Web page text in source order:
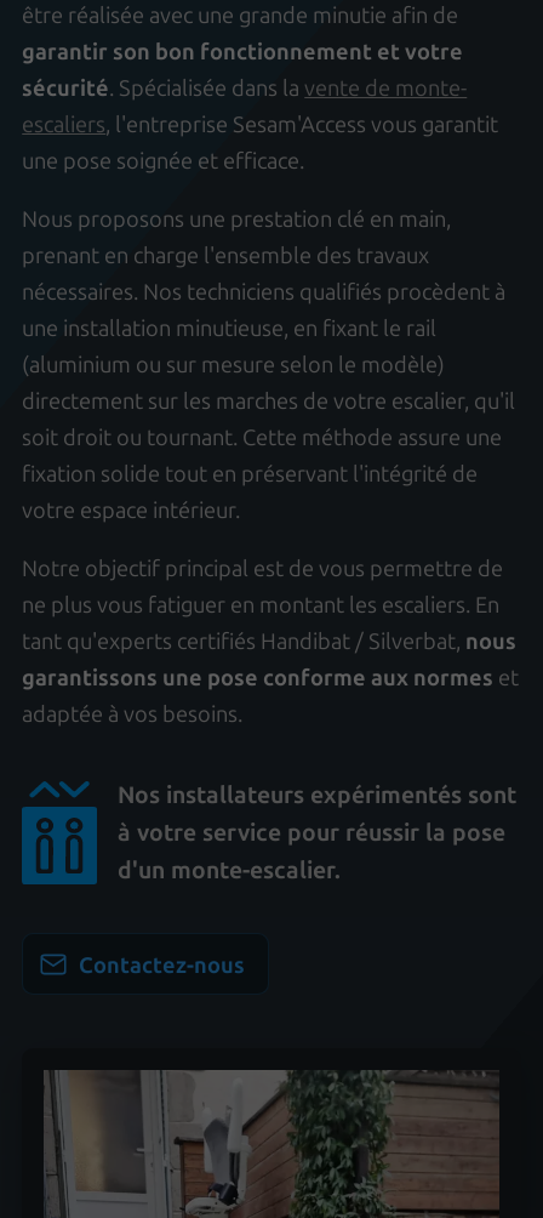
être réalisée avec une grande minutie afin de
garantir son bon fonctionnement et votre
sécurité . Spécialisée dans la vente de monte-
escaliers , l'entreprise Sesam'Access vous garantit
une pose soignée et efficace.
Nous proposons une prestation clé en main,
prenant en charge l'ensemble des travaux
nécessaires. Nos techniciens qualifiés procèdent à
une installation minutieuse, en fixant le rail
(aluminium ou sur mesure selon le modèle)
directement sur les marches de votre escalier, qu'il
soit droit ou tournant. Cette méthode assure une
fixation solide tout en préservant l'intégrité de
votre espace intérieur.
Notre objectif principal est de vous permettre de
ne plus vous fatiguer en montant les escaliers. En
tant qu'experts certifiés Handibat / Silverbat, nous
garantissons une pose conforme aux normes et
adaptée à vos besoins.
Nos installateurs expérimentés sont
à votre service pour réussir la pose
d'un monte-escalier.
Contactez-nous